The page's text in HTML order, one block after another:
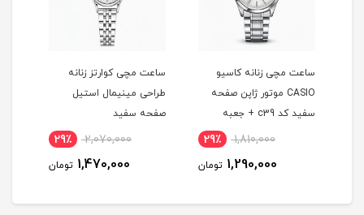
ساعت مچی زنانه کاسيو
CASIO موتور ژاپن صفحه
سفيد کد c39 + جعبه
1,810,000 29٪
1,290,000 تومان
ساعت مچی کوارتز زنانه
طراحی مينيمال استيل
صفحه سفيد
2,070,000 29٪
1,470,000 تومان